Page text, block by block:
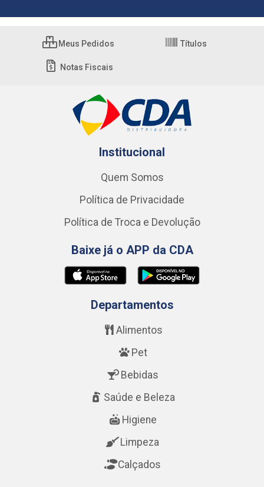
Meus Pedidos Títulos
Notas Fiscais
Institucional
Quem Somos
Política de Privacidade
Política de Troca e Devolução
Baixe já o APP da CDA
Departamentos
Alimentos
Pet
Bebidas
Saúde e Beleza
Higiene
Limpeza
Calçados